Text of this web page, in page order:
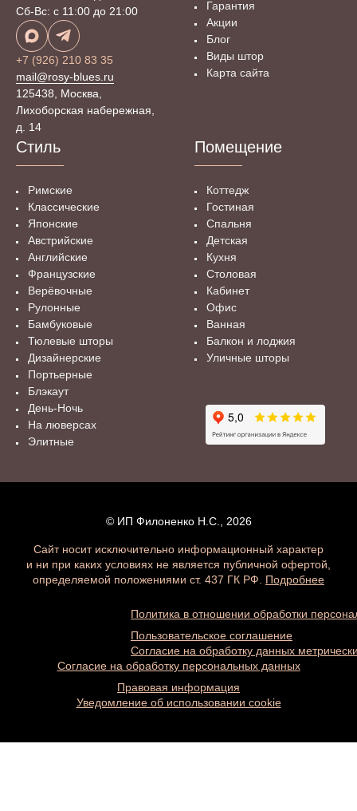
Снижают быструю утомляемость и снимают
напряжение шторы светло-зелёного цвета.
С помощью светло-синего цвета можно добиться
некой сдержанности в атмосфере офиса. Синий
издавна считается цветом мудрости. Поэтому если
работники вашего офиса должны решать сложные
научные задачи, вам подойдут шторы этого цвета.
нашего салона «Рози Блюз» вы можете заказать
шторы в офис совсем недорого!
Правильно подобранные шторы в офис – это залог
успеха всей организации!
Сб-Вс: с 11:00 до 21:00
+7 (926) 210 83 35
mail@rosy-blues.ru
125438, Москва,
Лихоборская набережная,
д. 14
Гарантия
Акции
Блог
Виды штор
Карта сайта
Стиль
Римские
Классические
Японские
Австрийские
Английские
Французские
Верёвочные
Рулонные
Бамбуковые
Тюлевые шторы
Дизайнерские
Портьерные
Блэкаут
День-Ночь
На люверсах
Элитные
Помещение
Коттедж
Гостиная
Спальня
Детская
Кухня
Столовая
Кабинет
Офис
Ванная
Балкон и лоджия
Уличные шторы
© ИП Филоненко Н.С., 2026
Сайт носит исключительно информационный характер
и ни при каких условиях не является публичной офертой,
определяемой положениями ст. 437 ГК РФ. Подробнее
Политика в отношении обработки
Пользовательское соглашение
Согласие на обработку данных
Согласие на обработку персональных данных
Правовая информация
Уведомление об использовании cookie